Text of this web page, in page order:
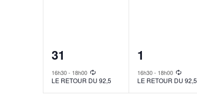
1
event,
31
16h30- 18h00
LE RETOUR DU 92,5
1
event,
1
16h30- 18h00
LE RETOUR DU 92,5